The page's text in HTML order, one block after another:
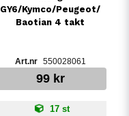
GY6/Kymco/Peugeot/
Baotian 4 takt
550028061
99 kr
17 st